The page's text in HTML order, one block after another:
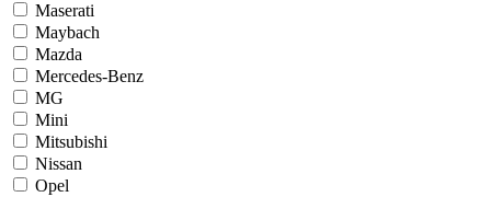
Maserati
Maybach
Mazda
Mercedes-Benz
MG
Mini
Mitsubishi
Nissan
Opel